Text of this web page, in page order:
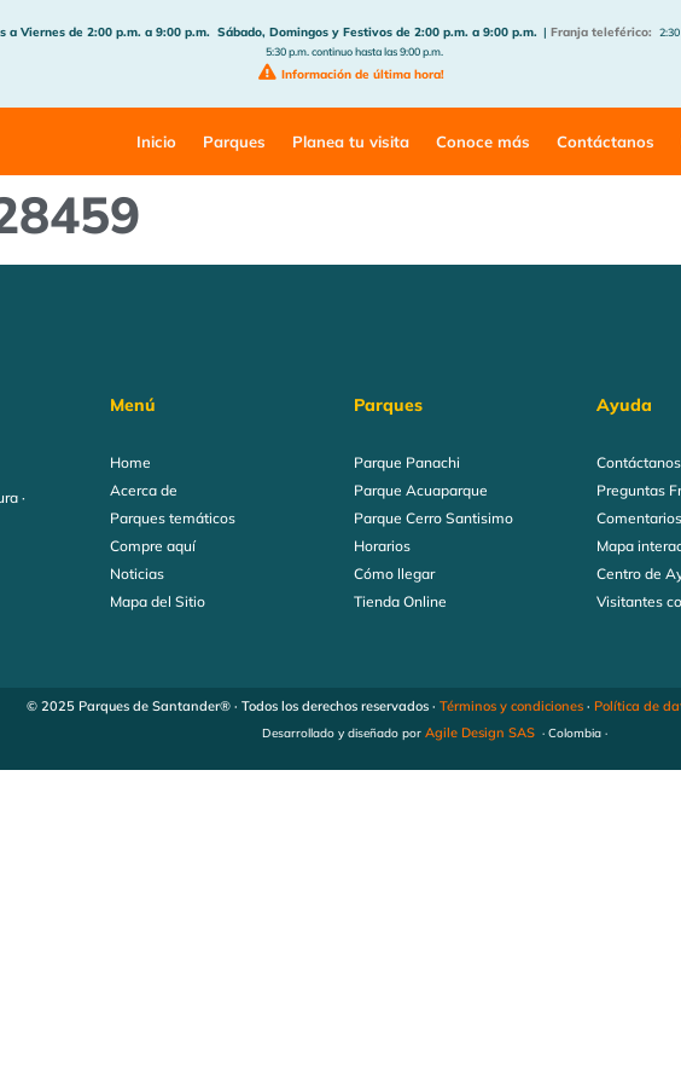
a Viernes de 2:00 p.m. a 9:00 p.m. Sábado, Domingos y Festivos de 2:00 p.m. a 9:00 p.m. | Franja teleférico: 2:30
5:30 p.m. continuo hasta las 9:00 p.m.
Información de última hora!
Inicio Parques Planea tu visita Conoce más Contáctanos
·
Menú
Home
Acerca de
Parques temáticos
Compre aquí
Noticias
Mapa del Sitio
Parques
Parque Panachi
Parque Acuaparque
Parque Cerro Santisimo
Horarios
Cómo llegar
Tienda Online
Ayuda
Contáctanos
Preguntas
Mapa
Centro de
Visitantes
© 2025 Parques de Santander® · Todos los derechos reservados · Términos y condiciones· Política de
Desarrollado y diseñado por Agile Design SAS · Colombia ·